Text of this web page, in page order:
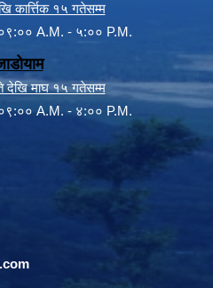
कार्त्तिक १५ गतेसम्म
०९:०० A.M. - ५:०० P.M.
देखि माघ १५ गतेसम्म
०९:०० A.M. - ४:०० P.M.